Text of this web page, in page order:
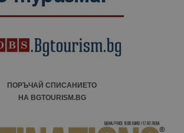
ПОРЪЧАЙ СПИСАНИЕТО
НА BGTOURISM.BG